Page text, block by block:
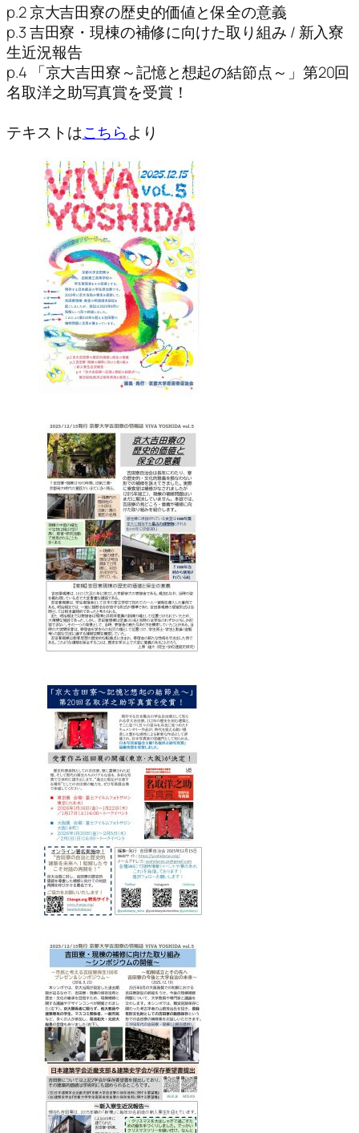
p.2 京大吉田寮の歴史的価値と保全の意義
p.3 吉田寮・現棟の補修に向けた取り組み / 新入寮
生近況報告
p.4 「京大吉田寮～記憶と想起の結節点～」第20回
名取洋之助写真賞を受賞！
テキストはこちらより